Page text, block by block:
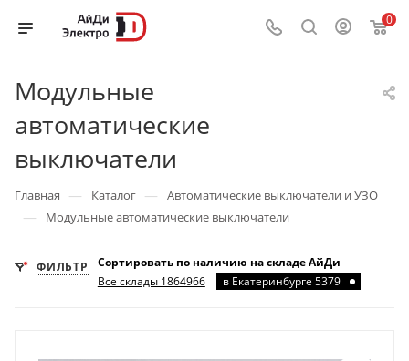
0
Модульные
автоматические
выключатели
Главная — Каталог — Автоматические выключатели и УЗО
— Модульные автоматические выключатели
ФИЛЬТР
Сортировать по наличию на складе АйДи
Все склады 1864966
в Екатеринбурге 5379